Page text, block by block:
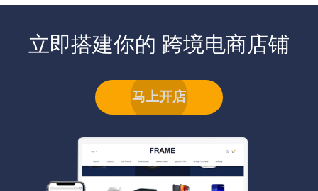
立即搭建你的 跨境电商店铺
马上开店